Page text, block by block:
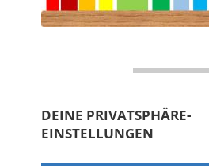
DEINE PRIVATSPHÄRE-
EINSTELLUNGEN